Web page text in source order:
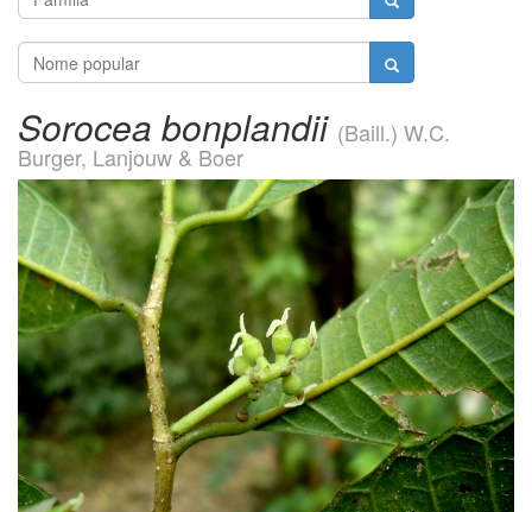
Sorocea bonplandii (Baill.) W.C.
Burger, Lanjouw & Boer